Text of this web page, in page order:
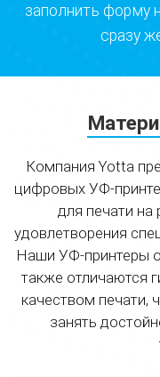
заполнить форму
сразу
Компания Yotta
цифровых УФ-
для печати на
удовлетворения
Наши УФ-принтеры
также отличаются
качеством печати,
занять